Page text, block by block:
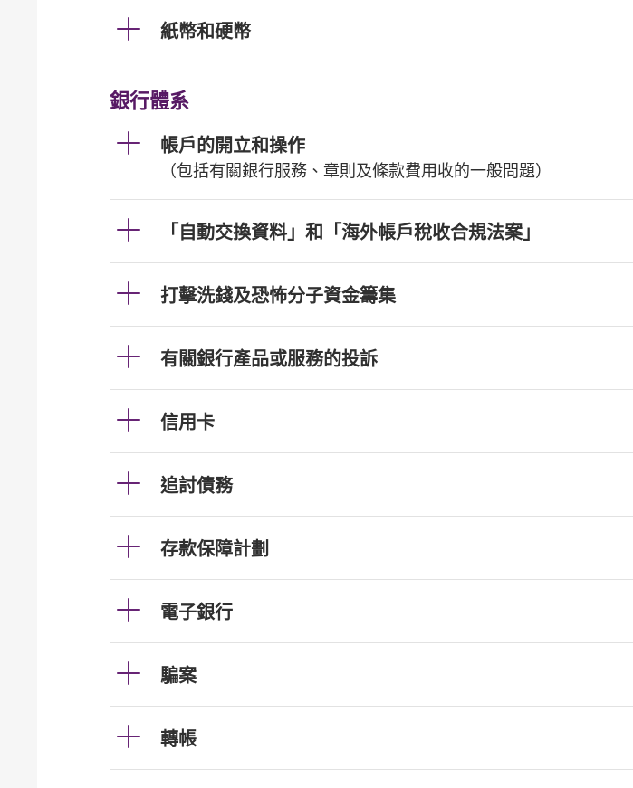
紙幣和硬幣
銀行體系
帳戶的開立和操作
（包括有關銀行服務、章則及條款費用收的一般問題）
「自動交換資料」和「海外帳戶稅收合規法案」
打擊洗錢及恐怖分子資金籌集
有關銀行產品或服務的投訴
信用卡
追討債務
存款保障計劃
電子銀行
騙案
轉帳